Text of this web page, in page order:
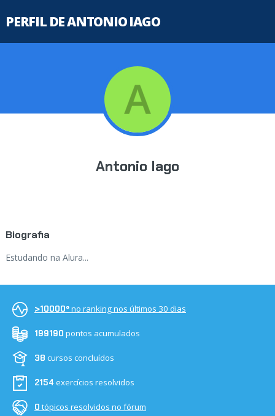
PERFIL DE ANTONIO IAGO
Antonio Iago
Biografia
Estudando na Alura...
>10000ºno ranking nos últimos 30 dias
199190 pontos acumulados
38 cursos concluídos
2154exercícios resolvidos
0 tópicos resolvidos no fórum